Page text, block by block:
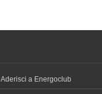
Aderisci a Energoclub